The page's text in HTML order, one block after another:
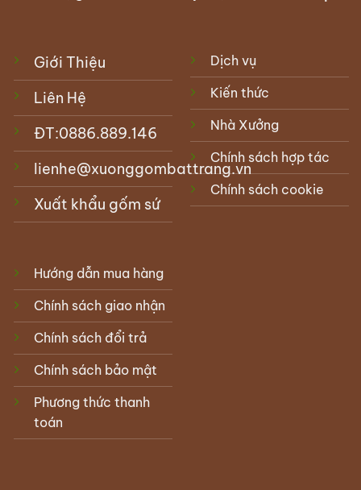
Giới Thiệu
Liên Hệ
ĐT:0886.889.146
lienhe@xuonggombattrang.vn
Xuất khẩu gốm sứ
Dịch vụ
Kiến thức
Nhà Xưởng
Chính sách hợp tác
Chính sách cookie
Hướng dẫn mua hàng
Chính sách giao nhận
Chính sách đổi trả
Chính sách bảo mật
Phương thức thanh
toán